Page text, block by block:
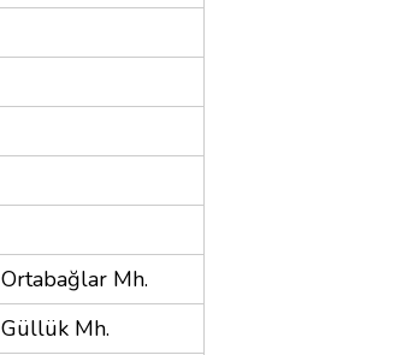
Ortabağlar Mh.
Güllük Mh.